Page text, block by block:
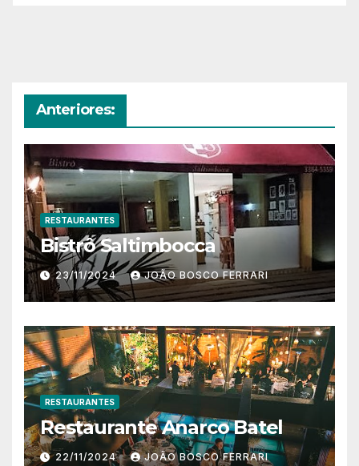
Anteriores:
RESTAURANTES
Bistrô Saltimbocca
23/11/2024 JOÃO BOSCO FERRARI
RESTAURANTES
Restaurante Anarco Batel
22/11/2024 JOÃO BOSCO FERRARI